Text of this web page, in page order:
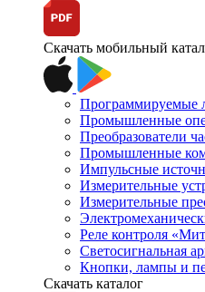
Скачать мобильный
Программируемые
Промышленные
Преобразователи
Промышленные
Импульсные
Измерительные
Измерительные
Реле контроля
Светосигнальная
Кнопки, лампы и
Скачать каталог